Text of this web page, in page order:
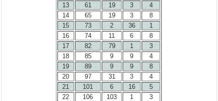
13
61 19 3
4
14
65 19 3
8
15
73 2 36
1
16
74 11 6
8
17
82 79 1
3
18
85 9 9
4
19
89 9 9
8
20
97 31 3
4
21
101 6 16
5
22
106 103 1
3